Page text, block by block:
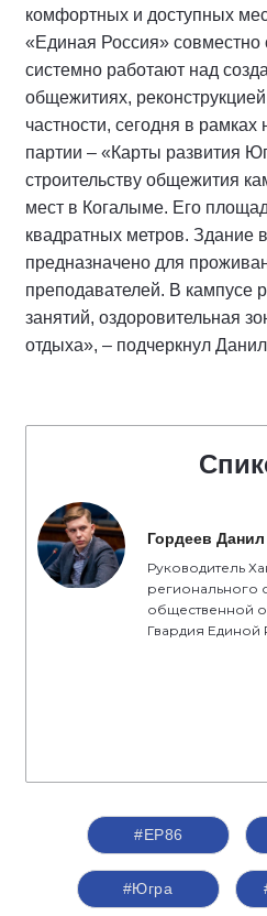
комфортных и доступных
«Единая Россия» совместно
системно работают над
общежитиях,
частности, сегодня в
партии – «Карты развития
строительству общежития
мест в Когалыме. Его
квадратных метров. Здание
предназначено для
преподавателей. В кампусе
занятий, оздоровительная
отдыха», – подчеркнул
Гордеев
Руководитель
регионального
общественной
Гвардия Единой
#ЕР86
#Югра